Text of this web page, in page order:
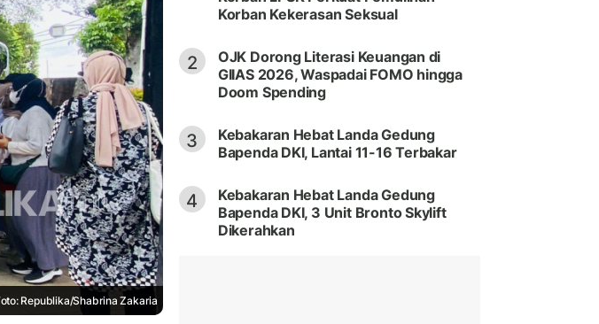
Republika/Shabrina Zakaria
Korban Kekerasan Seksual
2
OJK Dorong Literasi Keuangan di
GIIAS 2026, Waspadai FOMO hingga
Doom Spending
3
Kebakaran Hebat Landa Gedung
Bapenda DKI, Lantai 11-16 Terbakar
4
Kebakaran Hebat Landa Gedung
Bapenda DKI, 3 Unit Bronto Skylift
Dikerahkan